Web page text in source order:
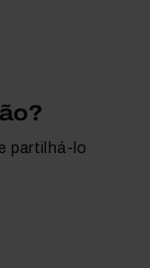
partilhá-lo